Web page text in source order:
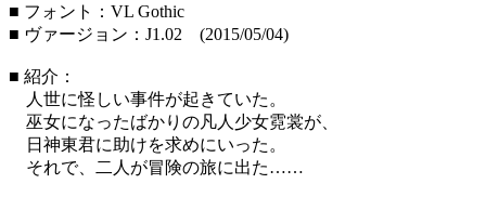
■ フォント：VL Gothic
■ ヴァージョン：J1.02 (2015/05/04)
■ 紹介：
人世に怪しい事件が起きていた。
巫女になったばかりの凡人少女霓裳が、
日神東君に助けを求めにいった。
それで、二人が冒険の旅に出た……